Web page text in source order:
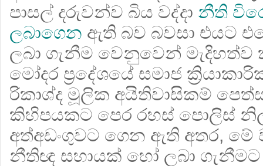
පාසල් දරුවන්ව බිය වද්දා නීති
ලබාගෙන ඇති බව බවසා එයට
ලබා ගැනීම වෙනුවෙන්
මෝදර ප්‍රදේශයේ සමාජ
රිකාශ්ද මූලික අයිතිවාසිකම්
කිහිපයකට පෙර රහස් පොලිස්
අත්අඩංගුවට ගෙන ඇති අතර,
නීතිඥ සහායක් හෝ ලබා